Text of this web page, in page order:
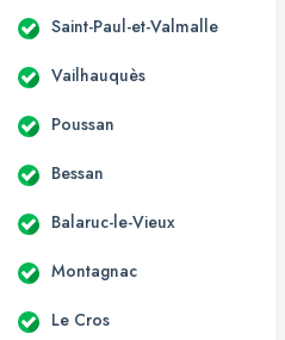
Saint-Paul-et-Valmalle
Vailhauquès
Poussan
Bessan
Balaruc-le-Vieux
Montagnac
Le Cros